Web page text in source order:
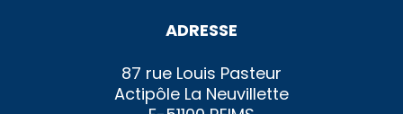
ADRESSE
87 rue Louis Pasteur
Actipôle La Neuvillette